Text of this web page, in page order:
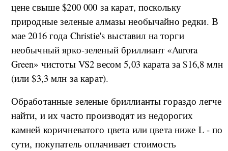
цене свыше $200 000 за карат, поскольку
природные зеленые алмазы необычайно редки. В
мае 2016 года Christie's выставил на торги
необычный ярко-зеленый бриллиант «Aurora
Green» чистоты VS2 весом 5,03 карата за $16,8 млн
(или $3,3 млн за карат).
Обработанные зеленые бриллианты гораздо легче
найти, и их часто производят из недорогих
камней коричневатого цвета или цвета ниже L - по
сути, покупатель оплачивает стоимость